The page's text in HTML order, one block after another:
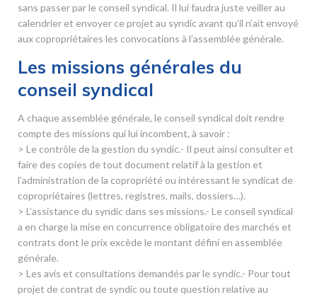
sans passer par le conseil syndical. Il lui faudra juste veiller au
calendrier et envoyer ce projet au syndic avant qu’il n’ait envoyé
aux copropriétaires les convocations à l’assemblée générale.
Les missions générales du
conseil syndical
A chaque assemblée générale, le conseil syndical doit rendre
compte des missions qui lui incombent, à savoir :
> Le contrôle de la gestion du syndic.- Il peut ainsi consulter et
faire des copies de tout document relatif à la gestion et
l’administration de la copropriété ou intéressant le syndicat de
copropriétaires (lettres, registres, mails, dossiers…).
> L’assistance du syndic dans ses missions.- Le conseil syndical
a en charge la mise en concurrence obligatoire des marchés et
contrats dont le prix excède le montant défini en assemblée
générale.
> Les avis et consultations demandés par le syndic.- Pour tout
projet de contrat de syndic ou toute question relative au